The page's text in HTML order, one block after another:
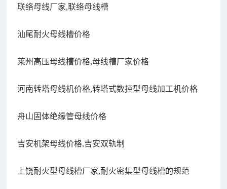
联络母线厂家,联络母线槽
汕尾耐火母线槽价格
莱州高压母线槽价格,母线槽厂家价格
河南转塔母线机价格,转塔式数控型母线加工机价格
舟山固体绝缘管母线价格
吉安机架母线价格,吉安双轨制
上饶耐火型母线槽厂家,耐火密集型母线槽的规范